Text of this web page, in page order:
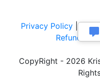
Privacy Policy |
Refund &
CopyRight - 2026